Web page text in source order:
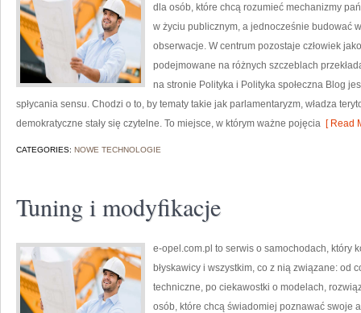
dla osób, które chcą rozumieć mechanizmy
w życiu publicznym, a jednocześnie budować
obserwacje. W centrum pozostaje człowiek
podejmowane na różnych szczeblach
na stronie Polityka i Polityka społeczna Blog
spłycania sensu. Chodzi o to, by tematy takie jak parlamentaryzm, władza
demokratyczne stały się czytelne. To miejsce, w którym ważne pojęcia [ Read
CATEGORIES: NOWE TECHNOLOGIE
Tuning i modyfikacje
e-opel.com.pl to serwis o samochodach, który
błyskawicy i wszystkim, co z nią związane: od
techniczne, po ciekawostki o modelach,
osób, które chcą świadomiej poznawać swoje